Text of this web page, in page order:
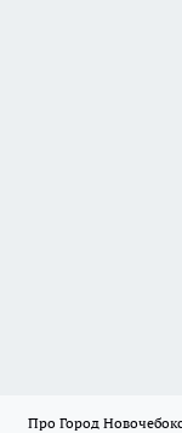
Про Город